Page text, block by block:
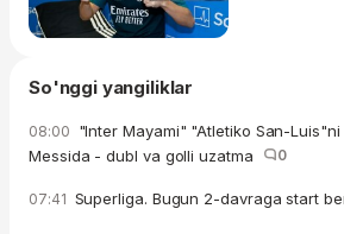
So'nggi yangiliklar
08:00 "Inter Mayami" "Atletiko San-
Messida - dubl va golli uzatma
0
07:41 Superliga. Bugun 2-davraga start